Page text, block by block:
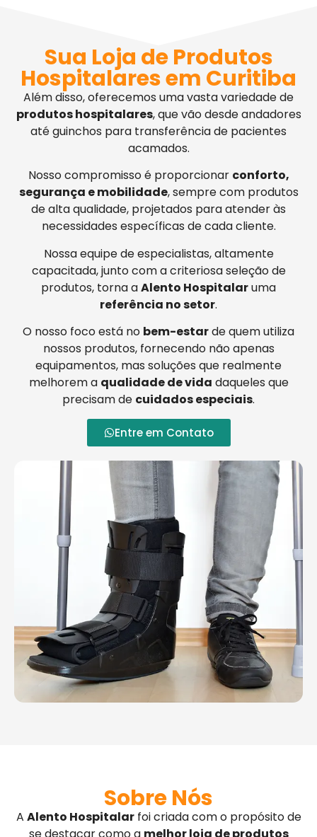
Sua Loja de Produtos
Hospitalares em Curitiba
Além disso, oferecemos uma vasta variedade de
produtos hospitalares, que vão desde andadores
até guinchos para transferência de pacientes
acamados.
Nosso compromisso é proporcionar conforto,
segurança e mobilidade, sempre com produtos
de alta qualidade, projetados para atender às
necessidades específicas de cada cliente.
Nossa equipe de especialistas, altamente
capacitada, junto com a criteriosa seleção de
produtos, torna aAlento Hospitalaruma
referência no setor.
O nosso foco está no bem-estarde quem utiliza
nossos produtos, fornecendo não apenas
equipamentos, mas soluções que realmente
melhorem a qualidade de vida daqueles que
precisam de cuidados especiais.
Entre em Contato
Sobre Nós
A Alento Hospitalarfoi criada com o propósito de